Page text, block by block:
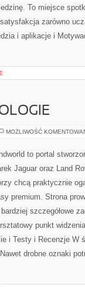
To miejsce
zarówno
i aplikacje i
MOŻLIWOŚĆ
to portal
Jaguar oraz Land
chcą praktycznie
premium. Strona
szczegółowe
punkt
i Testy i Recenzje W
drobne oznaki